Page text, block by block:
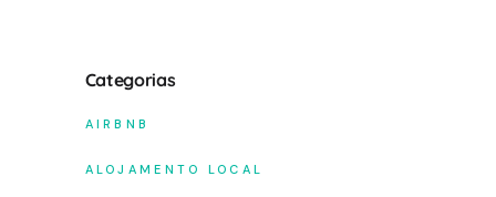
Categorias
AIRBNB
ALOJAMENTO LOCAL